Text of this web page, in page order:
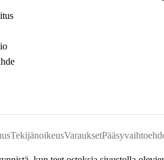
TekijänoikeusVaraukset